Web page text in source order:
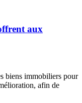
aux
biens immobiliers pour
afin de